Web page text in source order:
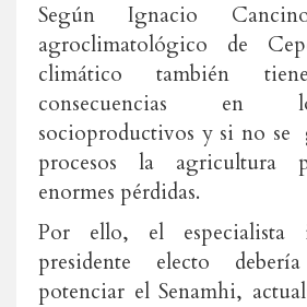
Según Ignacio
agroclimatológico de
climático también
consecuencias en
socioproductivos y si no se
procesos la agricultura
enormes pérdidas.
Por ello, el
presidente electo
potenciar el Senamhi,